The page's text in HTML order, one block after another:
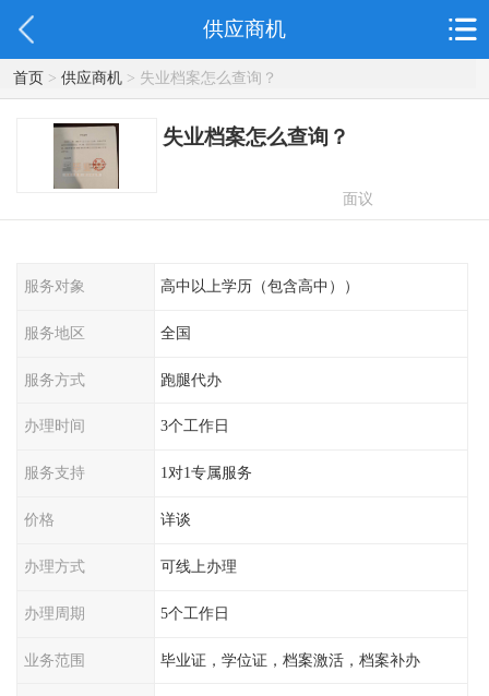
供应商机
首页> 供应商机> 失业档案怎么查询？
失业档案怎么查询？
面议
服务对象 高中以上学历（包含高中））
服务地区 全国
服务方式 跑腿代办
办理时间 3个工作日
服务支持 1对1专属服务
价格 详谈
办理方式 可线上办理
办理周期 5个工作日
业务范围 毕业证，学位证，档案激活，档案补办